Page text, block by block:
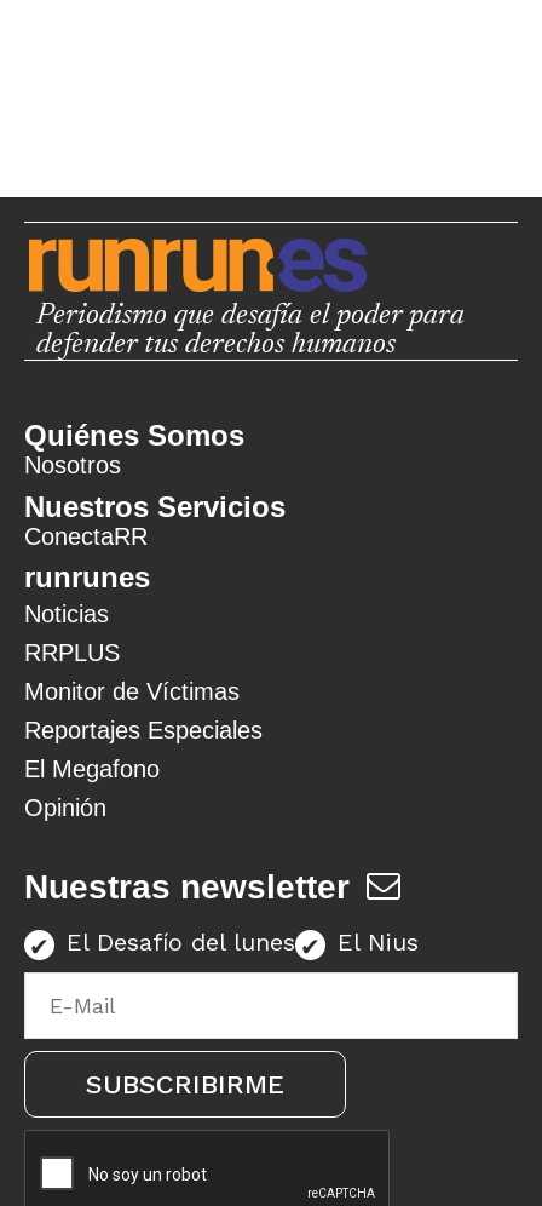
Periodismo que desafía el poder para
defender tus derechos humanos
Quiénes Somos
Nosotros
Nuestros Servicios
ConectaRR
runrunes
Noticias
RRPLUS
Monitor de Víctimas
Reportajes Especiales
El Megafono
Opinión
Nuestras newsletter
El Desafío del lunes El Nius